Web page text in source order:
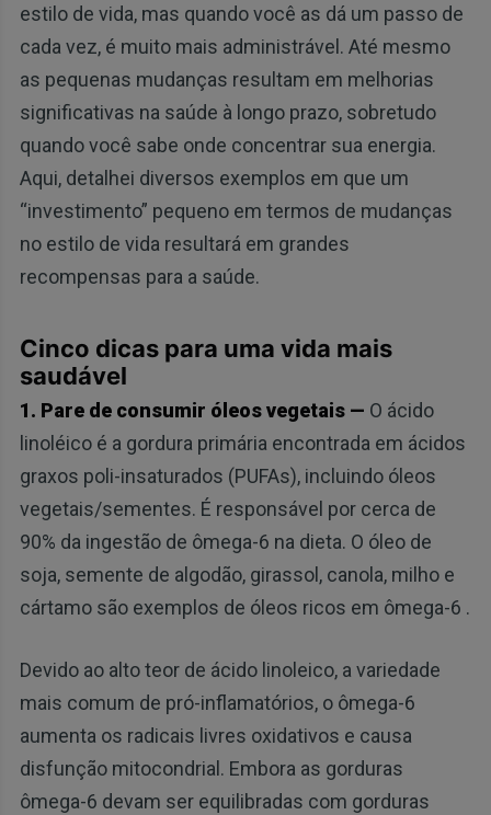
estilo de vida, mas quando você as dá um passo de
cada vez, é muito mais administrável. Até mesmo
as pequenas mudanças resultam em melhorias
significativas na saúde à longo prazo, sobretudo
quando você sabe onde concentrar sua energia.
Aqui, detalhei diversos exemplos em que um
“investimento” pequeno em termos de mudanças
no estilo de vida resultará em grandes
recompensas para a saúde.
Cinco dicas para uma vida mais
saudável
1. Pare de consumir óleos vegetais — O ácido
linoléico é a gordura primária encontrada em ácidos
graxos poli-insaturados (PUFAs), incluindo óleos
vegetais/sementes. É responsável por cerca de
90% da ingestão de ômega-6 na dieta. O óleo de
soja, semente de algodão, girassol, canola, milho e
cártamo são exemplos de óleos ricos em ômega-6 .
Devido ao alto teor de ácido linoleico, a variedade
mais comum de pró-inflamatórios, o ômega-6
aumenta os radicais livres oxidativos e causa
disfunção mitocondrial. Embora as gorduras
ômega-6 devam ser equilibradas com gorduras